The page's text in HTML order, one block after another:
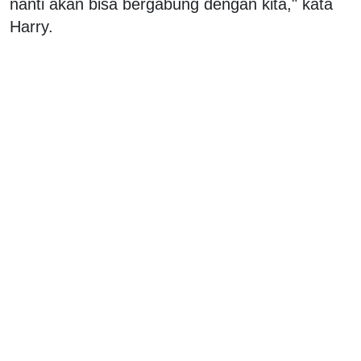
nanti akan bisa bergabung dengan kita," kata
Harry.